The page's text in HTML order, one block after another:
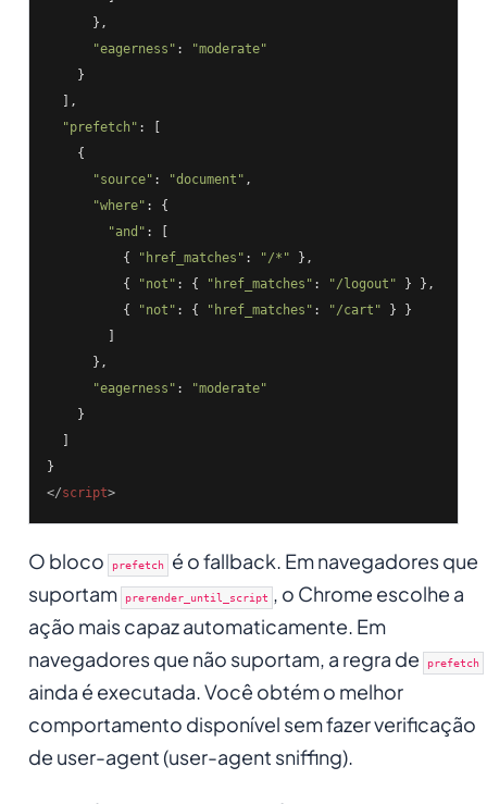
      },
"eagerness" :
"moderate"
    }
  ],
"prefetch" : [
    {
"source" : "document" ,
"where" : {
"and" : [
          {
"href_matches" : "/*" },
          {
"not" : { "href_matches" : "/logout" } },
          {
"not" : { "href_matches" : "/cart" } }
      },
"eagerness" :
"moderate"
    }
</script>
O bloco prefetch é o fallback. Em navegadores que
suportam
prerender_until_script , o Chrome escolhe a
ação mais capaz automaticamente. Em
navegadores que não suportam, a regra de
prefetch
ainda é executada. Você obtém o melhor
comportamento disponível sem fazer verificação
de user-agent (user-agent sniffing).